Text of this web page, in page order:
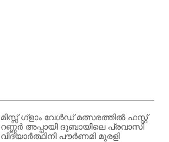
മിസ്സ്‌ ഗ്ളാം വേൾഡ് മത്സരത്തിൽ ഫസ്റ്റ്
റണ്ണർ അപ്പായി ദുബായിലെ പ്രവാസി
വിദ്യാർത്ഥിനി പൗർണമി മുരളി